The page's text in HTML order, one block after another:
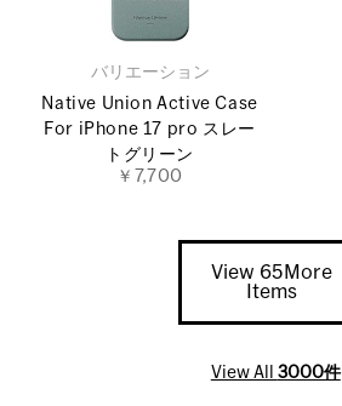
バリエーション
Native Union Active Case
For iPhone 17 pro スレー
トグリーン
￥7,700
View 65More
Items
View All 3000件